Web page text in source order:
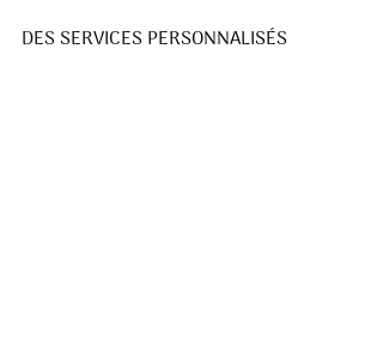
DES SERVICES PERSONNALISÉS